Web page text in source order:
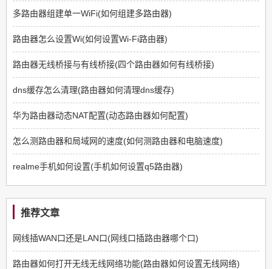
多路由器组建单一WiFi(如何组建多路由器)
路由器怎么设置Wi(如何设置Wi-Fi路由器)
路由器无线桥接与有线桥接(四个路由器如何有线桥接)
dns缓存怎么清理(路由器如何清理dns缓存)
华为路由器动态NAT配置(动态路由器如何配置)
怎么测路由器和局域网的速度(如何测路由器和电脑速度)
realme手机如何设置(手机如何设置q5路由器)
推荐文章
网线插WAN口还是LAN口(网线口插路由器哪个口)
路由器如何打开无线无线网络功能(路由器如何设置无线网络)